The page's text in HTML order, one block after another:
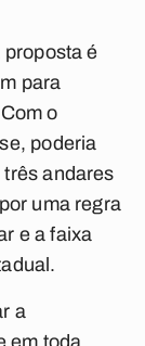
é
para
o
poderia
andares
uma regra
e a faixa
a
em toda